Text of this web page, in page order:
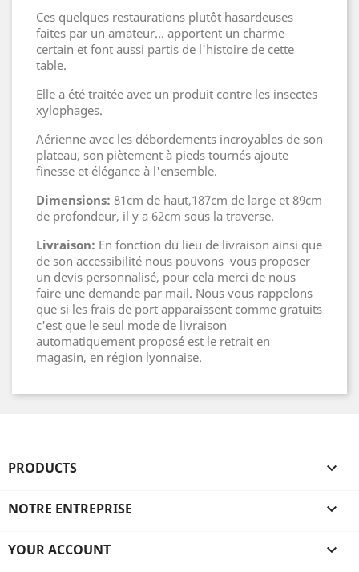
Ces quelques restaurations plutôt hasardeuses
faites par un amateur... apportent un charme
certain et font aussi partis de l'histoire de cette
table.
Elle a été traitée avec un produit contre les insectes
xylophages.
Aérienne avec les débordements incroyables de son
plateau, son piètement à pieds tournés ajoute
finesse et élégance à l'ensemble.
Dimensions: 81cm de haut,187cm de large et 89cm
de profondeur, il y a 62cm sous la traverse.
Livraison: En fonction du lieu de livraison ainsi que
de son accessibilité nous pouvons vous proposer
un devis personnalisé, pour cela merci de nous
faire une demande par mail. Nous vous rappelons
que si les frais de port apparaissent comme gratuits
c'est que le seul mode de livraison
automatiquement proposé est le retrait en
magasin, en région lyonnaise.
PRODUCTS 
NOTRE ENTREPRISE 
YOUR ACCOUNT 